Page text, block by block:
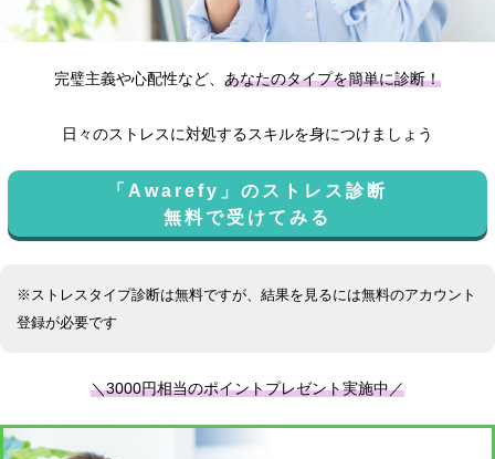
完璧主義や心配性など、 あなたのタイプを簡単に診断！
日々のストレスに対処するスキルを身につけましょう
「Awarefy」のストレス診断
無料で受けてみる
※ストレスタイプ診断は無料ですが、結果を見るには無料のアカウント
登録が必要です
＼3000円相当のポイントプレゼント実施中／